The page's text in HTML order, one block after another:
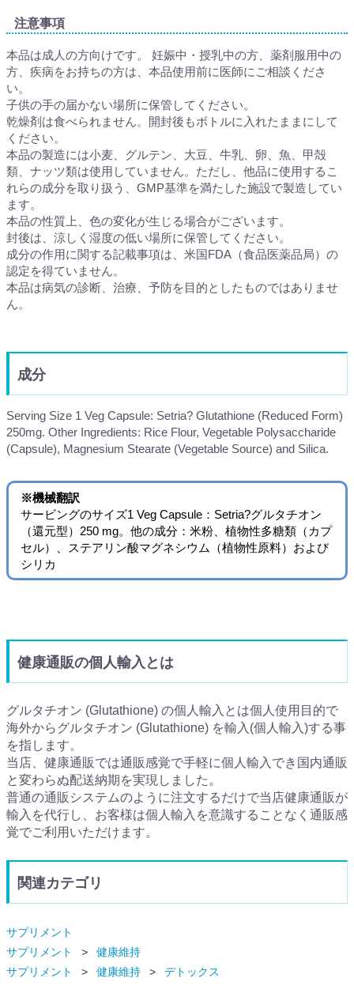
注意事項
本品は成人の方向けです。 妊娠中・授乳中の方、薬剤服用中の
方、疾病をお持ちの方は、本品使用前に医師にご相談くださ
い。
子供の手の届かない場所に保管してください。
乾燥剤は食べられません。開封後もボトルに入れたままにして
ください。
本品の製造には小麦、グルテン、大豆、牛乳、卵、魚、甲殻
類、ナッツ類は使用していません。ただし、他品に使用するこ
れらの成分を取り扱う、GMP基準を満たした施設で製造してい
ます。
本品の性質上、色の変化が生じる場合がございます。
封後は、涼しく湿度の低い場所に保管してください。
成分の作用に関する記載事項は、米国FDA（食品医薬品局）の
認定を得ていません。
本品は病気の診断、治療、予防を目的としたものではありませ
ん。
成分
Serving Size 1 Veg Capsule: Setria? Glutathione (Reduced Form)
250mg. Other Ingredients: Rice Flour, Vegetable Polysaccharide
(Capsule), Magnesium Stearate (Vegetable Source) and Silica.
※機械翻訳
サービングのサイズ1 Veg Capsule：Setria?グルタチオン
（還元型）250 mg。他の成分：米粉、植物性多糖類（カプ
セル）、ステアリン酸マグネシウム（植物性原料）および
シリカ
健康通販の個人輸入とは
グルタチオン (Glutathione) の個人輸入とは個人使用目的で
海外からグルタチオン (Glutathione) を輸入(個人輸入)する事
を指します。
当店、健康通販では通販感覚で手軽に個人輸入でき国内通販
と変わらぬ配送納期を実現しました。
普通の通販システムのように注文するだけで当店健康通販が
輸入を代行し、お客様は個人輸入を意識することなく通販感
覚でご利用いただけます。
関連カテゴリ
サプリメント
サプリメント
健康維持
サプリメント
健康維持 デトックス